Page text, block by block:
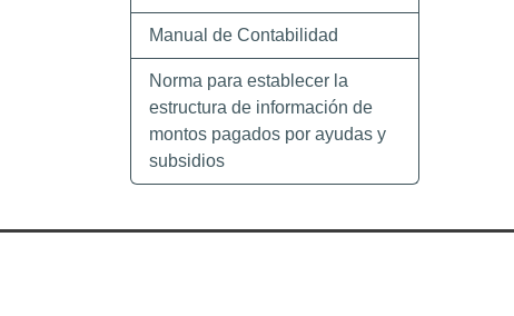
Manual de Contabilidad
Norma para establecer la
estructura de información de
montos pagados por ayudas y
subsidios